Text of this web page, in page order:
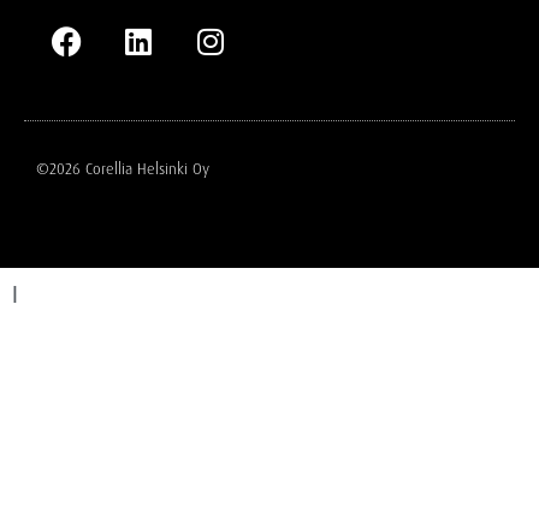
©2026 Corellia Helsinki Oy
I